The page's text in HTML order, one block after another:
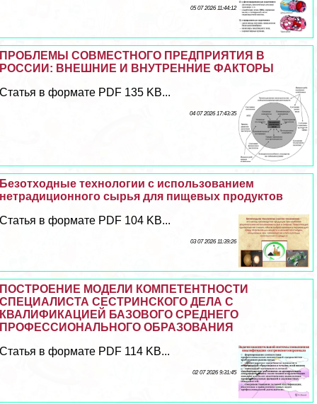
05 07 2026 11:44:12
ПРОБЛЕМЫ СОВМЕСТНОГО ПРЕДПРИЯТИЯ В
РОССИИ: ВНЕШНИЕ И ВНУТРЕННИЕ ФАКТОРЫ
Статья в формате PDF 135 KB...
04 07 2026 17:43:35
Безотходные технологии с использованием
нетрадиционного сырья для пищевых продуктов
Статья в формате PDF 104 KB...
03 07 2026 11:39:26
ПОСТРОЕНИЕ МОДЕЛИ КОМПЕТЕНТНОСТИ
СПЕЦИАЛИСТА СЕСТРИНСКОГО ДЕЛА С
КВАЛИФИКАЦИЕЙ БАЗОВОГО СРЕДНЕГО
ПРОФЕССИОНАЛЬНОГО ОБРАЗОВАНИЯ
Статья в формате PDF 114 KB...
02 07 2026 9:31:45